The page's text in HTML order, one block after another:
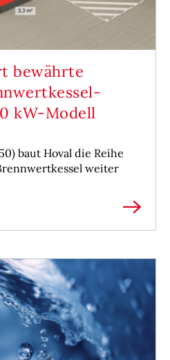
bewährte
kW-Modell
baut Hoval die Reihe
weiter